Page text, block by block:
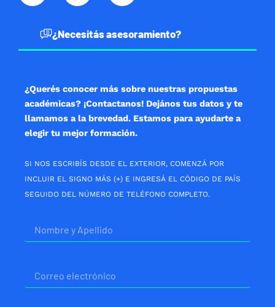
c
s
a
a
s
¿Necesitás asesoramiento?
¿Querés conocer más sobre nuestras propuestas
académicas? ¡Contactanos! Dejános tus datos y te
llamamos a la brevedad. Estamos para ayudarte a
elegir tu mejor formación.
SI NOS ESCRIBÍS DESDE EL EXTERIOR, COMENZÁ POR
INCLUIR EL SIGNO MÁS (+) E INGRESÁ EL CÓDIGO DE PAÍS
SEGUIDO DEL NÚMERO DE TELÉFONO COMPLETO.
electrónico